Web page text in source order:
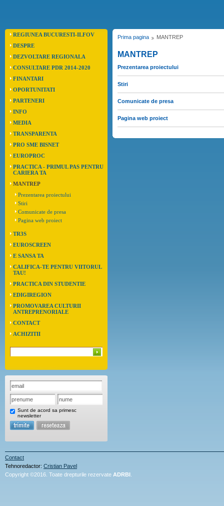
REGIUNEA BUCURESTI-ILFOV
DESPRE
DEZVOLTARE REGIONALA
CONSULTARE PDR 2014-2020
FINANTARI
OPORTUNITATI
PARTENERI
INFO
MEDIA
TRANSPARENTA
PRO SME BISNET
EUROPROC
PRACTICA - PRIMUL PAS PENTRU
CARIERA TA
MANTREP
Prezentarea proiectului
Stiri
Comunicate de presa
Pagina web proiect
TR3S
EUROSCREEN
E SANSA TA
CALIFICA-TE PENTRU VIITORUL
TAU!
PRACTICA DIN STUDENTIE
EDIGIREGION
PROMOVAREA CULTURII
ANTREPRENORIALE
CONTACT
ACHIZITII
Sunt de acord sa primesc
newsletter
Prima pagina MANTREP
MANTREP
Prezentarea proiectului
Stiri
Comunicate de presa
Pagina web proiect
Contact
Tehnoredactor: Cristian Pavel
Copyright ©2016. Toate drepturile rezervate ADRBI